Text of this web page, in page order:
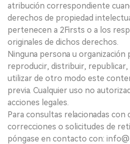
atribución correspondiente
derechos de propiedad
pertenecen a 2Firsts o a los
originales de dichos derechos.
Ninguna persona u organización
reproducir, distribuir,
utilizar de otro modo este
previa. Cualquier uso no
acciones legales.
Para consultas relacionadas con
correcciones o solicitudes de
póngase en contacto con: